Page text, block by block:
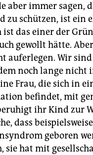
aber immer sagen,
zu schützen, ist ein
ist das einer der
gewollt hätte.
auferlegen. Wir
noch lange nicht
Frau, die sich in
befindet, mit
ihr Kind zur
dass
geboren
sie hat mit